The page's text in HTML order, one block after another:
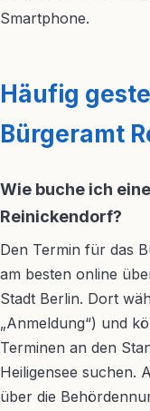
Smartphone.
Häufig
Bürgeramt
Wie buche ich
Reinickendorf?
Den Termin für das
am besten online
Stadt Berlin. Dort
„Anmeldung“) und
Terminen an den
Heiligensee suchen.
über die